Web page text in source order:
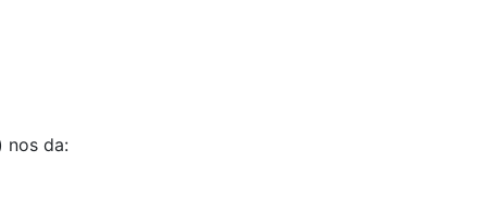
nos da: